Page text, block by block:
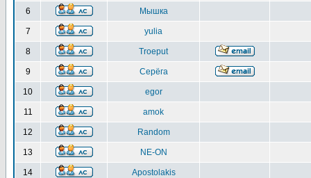
6 Мышка
7 yulia
8 Troeput
9 Серёга
10 egor
11 amok
12 Random
13 NE-ON
14 Apostolakis